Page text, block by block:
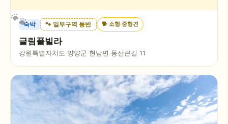
숙박 🐾 일부구역 동반 🐕 소형·중형견
글림풀빌라
강원특별자치도 양양군 현남면 동산큰길 11